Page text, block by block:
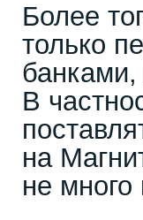
Более
только
В
на
не